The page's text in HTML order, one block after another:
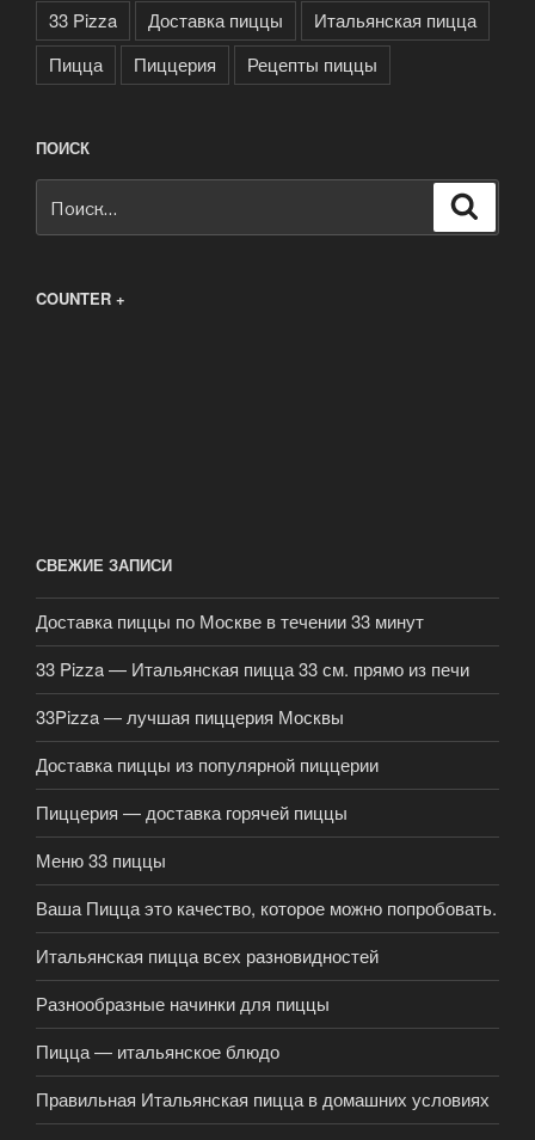
33 Pizza Доставка пиццы
Итальянская пицца
Пицца
Пиццерия Рецепты пиццы
ПОИСК
COUNTER +
СВЕЖИЕ ЗАПИСИ
Доставка пиццы по Москве в течении 33 минут
33 Pizza — Итальянская пицца 33 см. прямо из печи
33Pizza — лучшая пиццерия Москвы
Доставка пиццы из популярной пиццерии
Пиццерия — доставка горячей пиццы
Меню 33 пиццы
Ваша Пицца это качество, которое можно попробовать.
Итальянская пицца всех разновидностей
Разнообразные начинки для пиццы
Пицца — итальянское блюдо
Правильная Итальянская пицца в домашних условиях